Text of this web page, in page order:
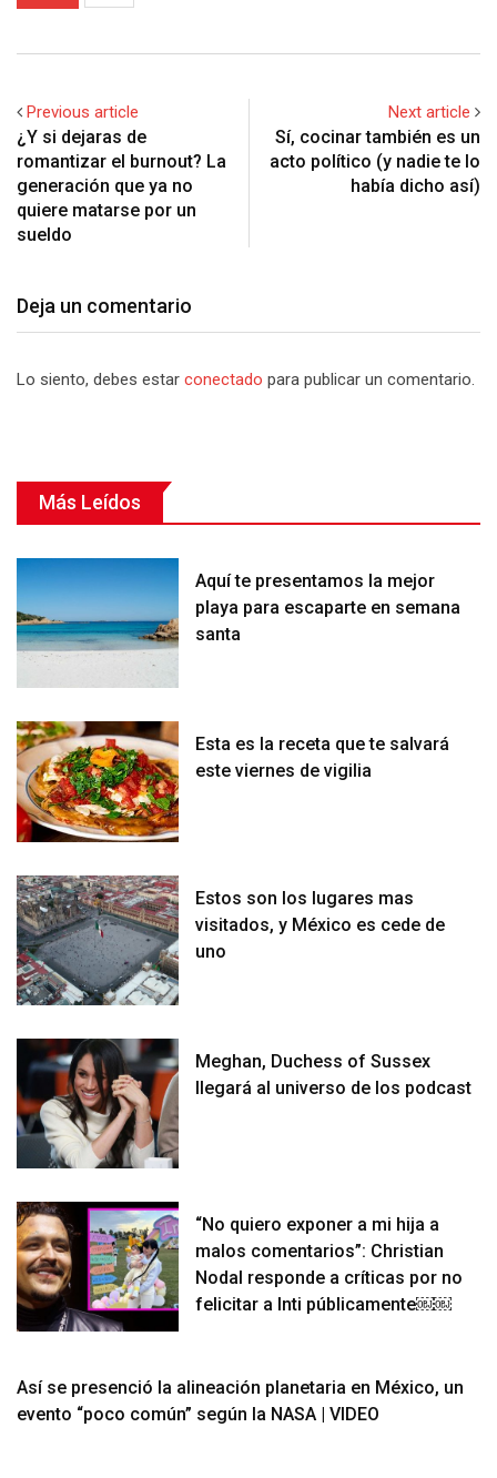
Previous article
¿Y si dejaras de
romantizar el burnout? La
generación que ya no
quiere matarse por un
sueldo
Next article
Sí, cocinar también es un
acto político (y nadie te lo
había dicho así)
Deja un comentario
Lo siento, debes estar conectado para publicar un comentario.
Más Leídos
Aquí te presentamos la mejor
playa para escaparte en semana
santa
Esta es la receta que te salvará
este viernes de vigilia
Estos son los lugares mas
visitados, y México es cede de
uno
Meghan, Duchess of Sussex
llegará al universo de los podcast
“No quiero exponer a mi hija a
malos comentarios”: Christian
Nodal responde a críticas por no
felicitar a Inti públicamente￼￼
Así se presenció la alineación planetaria en México, un
evento “poco común” según la NASA | VIDEO